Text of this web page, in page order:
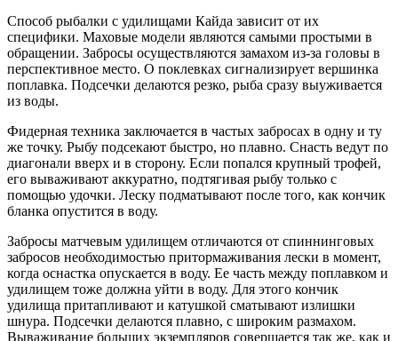
Способ рыбалки с удилищами Кайда зависит от их
специфики. Маховые модели являются самыми простыми в
обращении. Забросы осуществляются замахом из-за головы в
перспективное место. О поклевках сигнализирует вершинка
поплавка. Подсечки делаются резко, рыба сразу выуживается
из воды.
Фидерная техника заключается в частых забросах в одну и ту
же точку. Рыбу подсекают быстро, но плавно. Снасть ведут по
диагонали вверх и в сторону. Если попался крупный трофей,
его вываживают аккуратно, подтягивая рыбу только с
помощью удочки. Леску подматывают после того, как кончик
бланка опустится в воду.
Забросы матчевым удилищем отличаются от спиннинговых
забросов необходимостью притормаживания лески в момент,
когда оснастка опускается в воду. Ее часть между поплавком и
удилищем тоже должна уйти в воду. Для этого кончик
удилища притапливают и катушкой сматывают излишки
шнура. Подсечки делаются плавно, с широким размахом.
Вываживание больших экземпляров совершается так же, как и